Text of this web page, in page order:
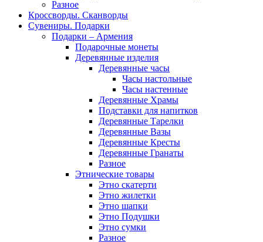
Разное
Кроссворды. Сканворды
Сувениры. Подарки
Подарки – Армения
Подарочные монеты
Деревянные изделия
Деревянные часы
Часы настольные
Часы настенные
Деревянные Храмы
Подставки для напитков
Деревянные Тарелки
Деревянные Вазы
Деревянные Кресты
Деревянные Гранаты
Разное
Этнические товары
Этно скатерти
Этно жилетки
Этно шапки
Этно Подушки
Этно сумки
Разное